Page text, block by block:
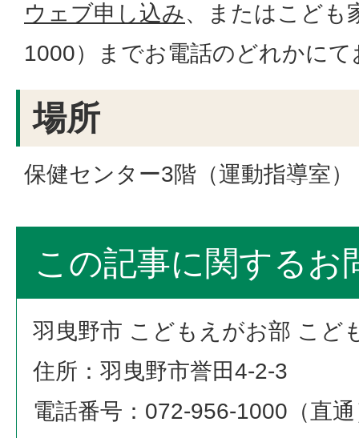
ウェブ申し込み、またはこども
1000）までお電話のどれかに
場所
保健センター3階（運動指導室）
この記事に関するお
羽曳野市 こどもえがお部 こど
住所：羽曳野市誉田4‐2‐3
電話番号：072-956-1000（直